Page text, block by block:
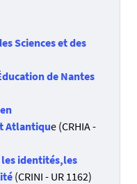
Sciences et des
de Nantes
Atlantique (CRHIA -
les identités,les
(CRINI - UR 1162)